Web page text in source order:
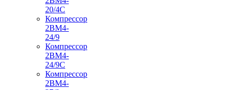
20/4С
Компрессор
2ВМ4-
24/9
Компрессор
2ВМ4-
24/9С
Компрессор
2ВМ4-